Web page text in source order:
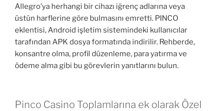
Allegro’ya herhangi bir cihazı iğrenç adlarına veya
üstün harflerine göre bulmasını emretti. PINCO
eklentisi, Android işletim sistemindeki kullanıcılar
tarafından APK dosya formatında indirilir. Rehberde,
konsantre olma, profil düzenleme, para yatırma ve
ödeme alma gibi bu görevlerin yanıtlarını bulun.
Pinco Casino Toplamlarına ek olarak Özel